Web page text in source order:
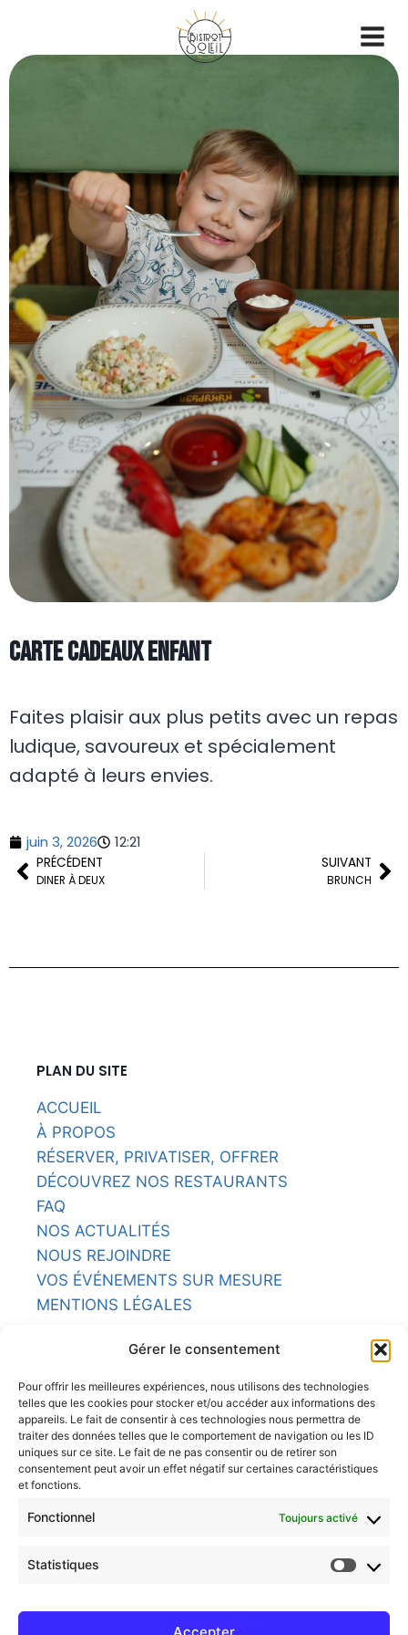
Gérer le consentement
Pour offrir les meilleures expériences, nous utilisons des technologies
telles que les cookies pour stocker et/ou accéder aux informations des
appareils. Le fait de consentir à ces technologies nous permettra de
traiter des données telles que le comportement de navigation ou les ID
uniques sur ce site. Le fait de ne pas consentir ou de retirer son
consentement peut avoir un effet négatif sur certaines caractéristiques
et fonctions.
Fonctionnel Toujours activé
Statistiques
Accepter
CARTE CADEAUX ENFANT
Faites plaisir aux plus petits avec un repas
ludique, savoureux et spécialement
adapté à leurs envies.
juin 3, 2026 12:21
PRÉCÉDENT
DINER À DEUX
SUIVANT
BRUNCH
PLAN DU SITE
ACCUEIL
À PROPOS
RÉSERVER, PRIVATISER, OFFRER
DÉCOUVREZ NOS RESTAURANTS
FAQ
NOS ACTUALITÉS
NOUS REJOINDRE
VOS ÉVÉNEMENTS SUR MESURE
MENTIONS LÉGALES
NOS RESTAURANTS
L'ARMORIC
LA POTINIÈRE
LE BRITANNIA
LE CAVOK